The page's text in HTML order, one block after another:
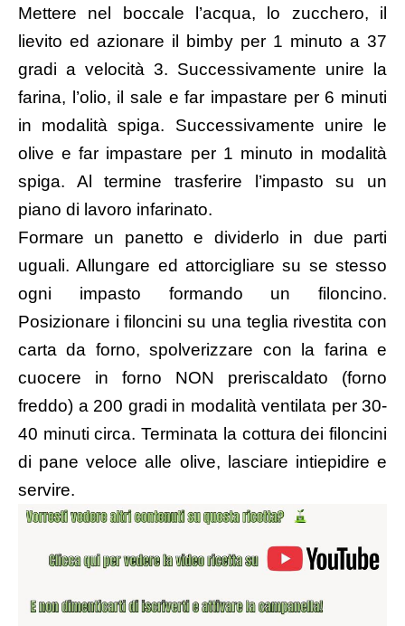
Mettere nel boccale l’acqua, lo zucchero, il
lievito ed azionare il bimby per 1 minuto a 37
gradi a velocità 3. Successivamente unire la
farina, l’olio, il sale e far impastare per 6 minuti
in modalità spiga. Successivamente unire le
olive e far impastare per 1 minuto in modalità
spiga. Al termine trasferire l’impasto su un
piano di lavoro infarinato.
Formare un panetto e dividerlo in due parti
uguali. Allungare ed attorcigliare su se stesso
ogni impasto formando un filoncino.
Posizionare i filoncini su una teglia rivestita con
carta da forno, spolverizzare con la farina e
cuocere in forno NON preriscaldato (forno
freddo) a 200 gradi in modalità ventilata per 30-
40 minuti circa. Terminata la cottura dei filoncini
di pane veloce alle olive, lasciare intiepidire e
servire.